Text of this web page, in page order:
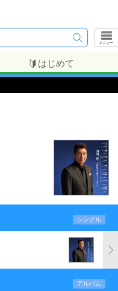
メニュー
はじめて
シングル
アルバム